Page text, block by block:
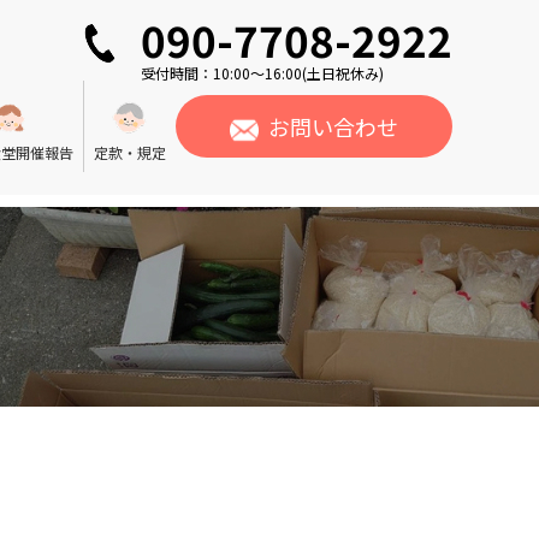
090-7708-2922
受付時間：10:00〜16:00(土日祝休み)
開催報告 定款・規定
お問い合わせ